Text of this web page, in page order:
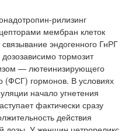
рилизинг
мембран клеток
эндогенного ГнРГ
тормозит
— лютеинизирующего
(ФСГ) гормонов. В условиях
начало угнетения
фактически сразу
действия